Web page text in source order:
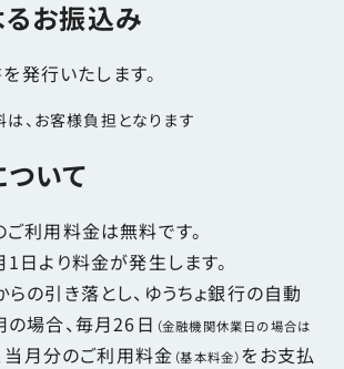
お振込み
発行いたします。
、お客様負担となります
いて
利用料金は無料です。
日より料金が発生します。
の引き落とし、ゆうちょ銀行の自動
場合、毎月26日 （金融機関休業日の場合は
当月分のご利用料金 （基本料金）をお支払